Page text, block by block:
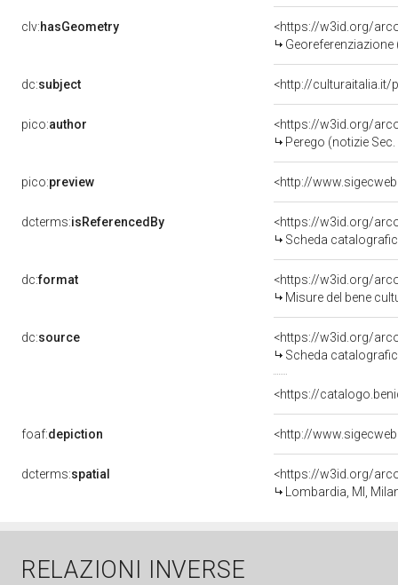
clv:hasGeometry
<https://w3id.org/
dc:subject <http://
pico:author
<https://w3id.org/
Perego (notizie Sec.
pico:preview
dcterms:isReferencedBy
<https://w3id.org/
Scheda
dc:format
<https://w3id.org/
Misure del bene
dc:source
<https://w3id.org/
Scheda
<https://
foaf:depiction
dcterms:spatial
<https://w3id.org/
Lombardia, MI,
RELAZIONI INVERSE